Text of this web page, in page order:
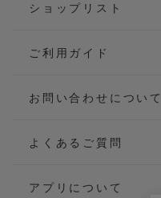
ショップリスト
ご利用ガイド
お問い合わせについて
よくあるご質問
アプリについて